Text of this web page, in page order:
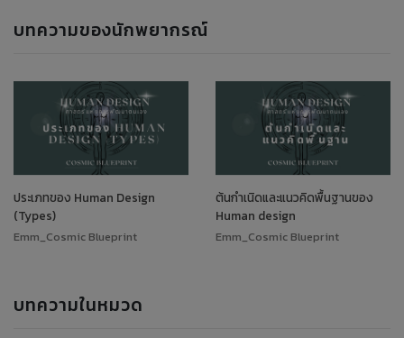
บทความของนักพยากรณ์
ประเภทของ Human Design
(Types)
Emm_Cosmic Blueprint
ต้นกำเนิดและแนวคิดพื้นฐานของ
Human design
Emm_Cosmic Blueprint
บทความในหมวด